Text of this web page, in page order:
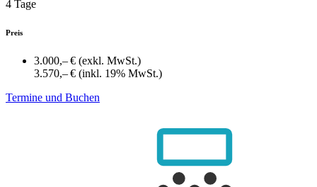
4 Tage
Preis
3.000,– € (exkl. MwSt.)
3.570,– € (inkl. 19% MwSt.)
Termine und Buchen